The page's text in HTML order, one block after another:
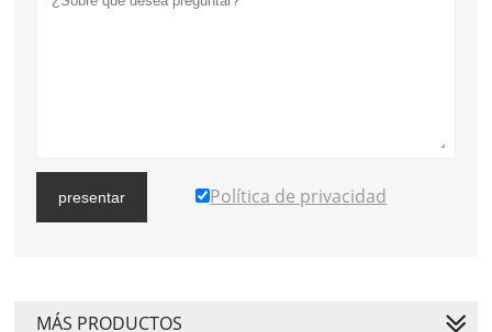
presentar Política de privacidad
MÁS PRODUCTOS